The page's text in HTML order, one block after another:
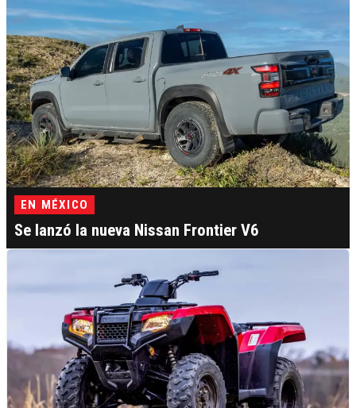
EN MÉXICO
Se lanzó la nueva Nissan Frontier V6